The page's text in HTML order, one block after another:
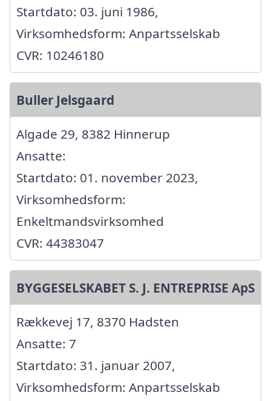
Startdato: 03. juni 1986,
Virksomhedsform: Anpartsselskab
CVR: 10246180
Buller Jelsgaard
Algade 29, 8382 Hinnerup
Ansatte:
Startdato: 01. november 2023,
Virksomhedsform:
Enkeltmandsvirksomhed
CVR: 44383047
BYGGESELSKABET S. J. ENTREPRISE ApS
Rækkevej 17, 8370 Hadsten
Ansatte: 7
Startdato: 31. januar 2007,
Virksomhedsform: Anpartsselskab